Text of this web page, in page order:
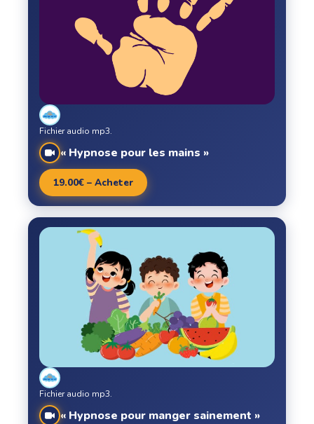
« Hypnose pour les mains »
Fichier audio mp3.
19.00€ – Acheter
« Hypnose pour manger sainement »
Fichier audio mp3.